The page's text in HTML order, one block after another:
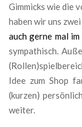
Gimmicks wie die
haben wir uns
auch gerne mal im
sympathisch.
Idee zum Shop
(kurzen)
weiter.